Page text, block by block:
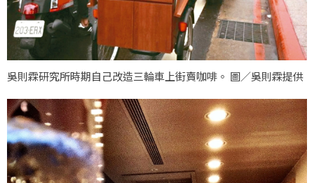
吳則霖研究所時期自己改造三輪車上街賣咖啡。 圖／吳則霖提供